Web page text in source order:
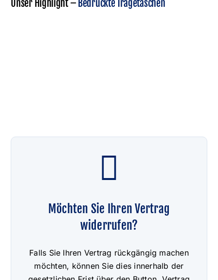
Unser Highlight – Bedruckte Tragetaschen
Möchten Sie Ihren Vertrag
widerrufen?
Falls Sie Ihren Vertrag rückgängig machen
möchten, können Sie dies innerhalb der